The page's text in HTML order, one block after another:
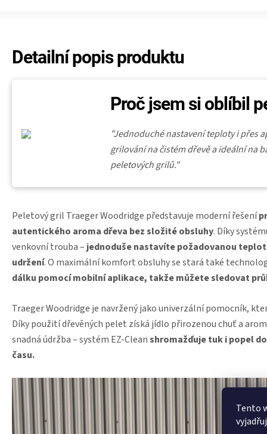
Tento
Detailní popis produktu
Proč jsem si oblíbil
"Jednoduché nastavení teploty i přes
grilování na čistém dřevě a ideální na
peletových grilů."
Peletový gril Traeger Woodridge představuje moderní řešení
autentického aroma dřeva bez složité obsluhy. Díky
venkovní trouba – jednoduše nastavíte požadovanou
udržení. O maximální komfort obsluhy se stará také
dálku pomocí mobilní aplikace, takže můžete sledovat
Traeger Woodridge je navržený jako univerzální pomocník,
Díky použití dřevěných pelet získá jídlo přirozenou chuť a
snadná údržba – systém EZ-Cleanshromažďuje tuk i popel
času.